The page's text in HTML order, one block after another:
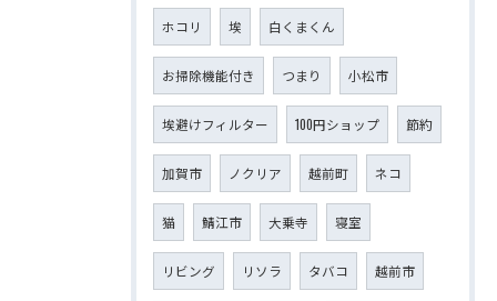
ホコリ 埃 白くまくん
お掃除機能付き つまり 小松市
埃避けフィルター 100円ショップ 節約
加賀市 ノクリア 越前町 ネコ
猫 鯖江市 大乗寺 寝室
リビング リソラ タバコ 越前市